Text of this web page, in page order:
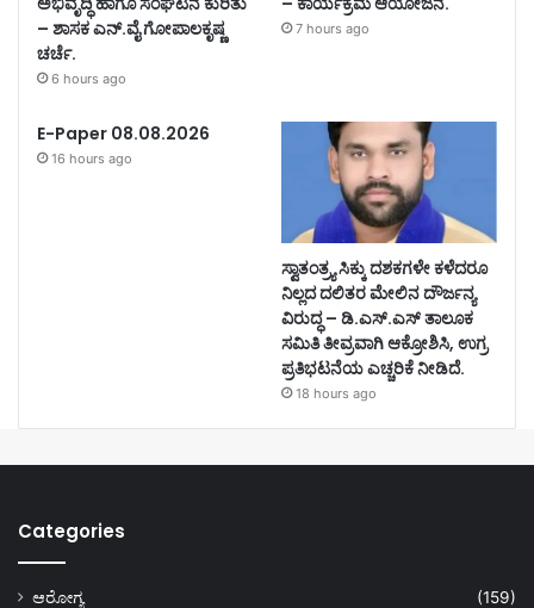
– ಶಾಸಕ ಎನ್.ವೈ ಗೋಪಾಲಕೃಷ್ಣ
ಚರ್ಚೆ.
6 hours ago
7 hours ago
E-Paper 08.08.2026
16 hours ago
ಸ್ವಾತಂತ್ರ್ಯ ಸಿಕ್ಕು ದಶಕಗಳೇ ಕಳೆದರೂ
ನಿಲ್ಲದ ದಲಿತರ ಮೇಲಿನ ದೌರ್ಜನ್ಯ
ವಿರುದ್ಧ – ಡಿ.ಎಸ್.ಎಸ್ ತಾಲೂಕ
ಸಮಿತಿ ತೀವ್ರವಾಗಿ ಆಕ್ರೋಶಿಸಿ, ಉಗ್ರ
ಪ್ರತಿಭಟನೆಯ ಎಚ್ಚರಿಕೆ ನೀಡಿದೆ.
18 hours ago
Categories
ಆರೋಗ್ಯ
(159)